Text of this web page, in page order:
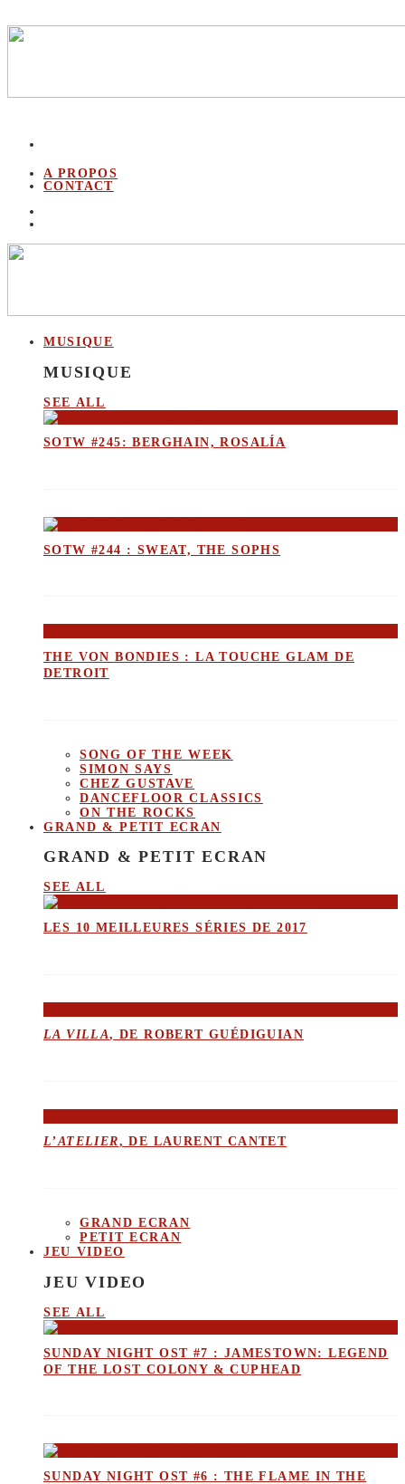
A PROPOS
CONTACT
MUSIQUE
MUSIQUE
SEE ALL
SOTW #245: BERGHAIN, ROSALÍA
SOTW #244 : SWEAT, THE SOPHS
THE VON BONDIES : LA TOUCHE GLAM DE
DETROIT
SONG OF THE WEEK
SIMON SAYS
CHEZ GUSTAVE
DANCEFLOOR CLASSICS
ON THE ROCKS
GRAND & PETIT ECRAN
GRAND & PETIT ECRAN
SEE ALL
LES 10 MEILLEURES SÉRIES DE 2017
LA VILLA, DE ROBERT GUÉDIGUIAN
L’ATELIER, DE LAURENT CANTET
GRAND ECRAN
PETIT ECRAN
JEU VIDEO
JEU VIDEO
SEE ALL
SUNDAY NIGHT OST #7 : JAMESTOWN: LEGEND
OF THE LOST COLONY & CUPHEAD
SUNDAY NIGHT OST #6 : THE FLAME IN THE